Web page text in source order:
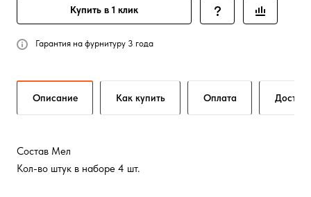
Купить в 1 клик
Гарантия на фурнитуру 3 года
Описание Как купить Оплата
Состав Мел
Кол-во штук в наборе 4 шт.